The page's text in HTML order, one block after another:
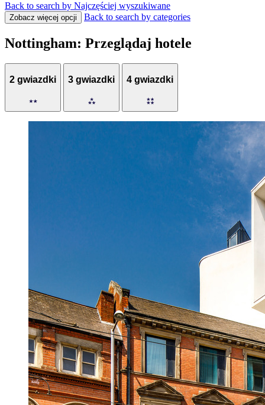
Back to search by Najczęściej wyszukiwane
Zobacz więcej opcji Back to search by categories
Nottingham: Przeglądaj hotele
2 gwiazdki 3 gwiazdki 4 gwiazdki